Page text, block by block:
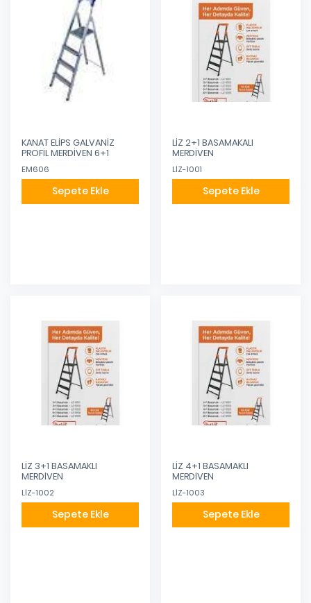
KANAT ELİPS GALVANİZ
PROFİL MERDİVEN 6+1
EM606
Sepete Ekle
LİZ 2+1 BASAMAKALI
MERDİVEN
LİZ-1001
Sepete Ekle
LİZ 3+1 BASAMAKLI
MERDİVEN
LİZ-1002
Sepete Ekle
LİZ 4+1 BASAMAKLI
MERDİVEN
LİZ-1003
Sepete Ekle